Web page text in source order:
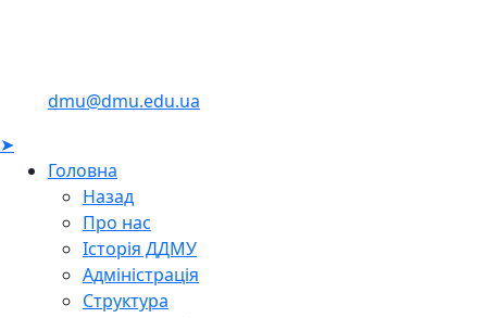
dmu@dmu.edu.ua
➤
Головна
Назад
Про нас
Історія ДДМУ
Адміністрація
Структура